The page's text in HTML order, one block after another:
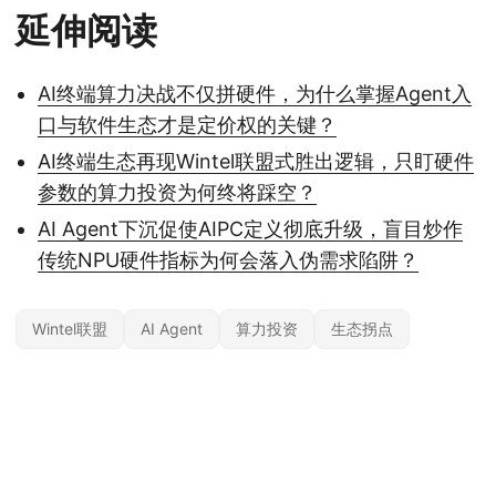
延伸阅读
AI终端算力决战不仅拼硬件，为什么掌握Agent入
口与软件生态才是定价权的关键？
AI终端生态再现Wintel联盟式胜出逻辑，只盯硬件
参数的算力投资为何终将踩空？
AI Agent下沉促使AIPC定义彻底升级，盲目炒作
传统NPU硬件指标为何会落入伪需求陷阱？
Wintel联盟 AI Agent 算力投资 生态拐点